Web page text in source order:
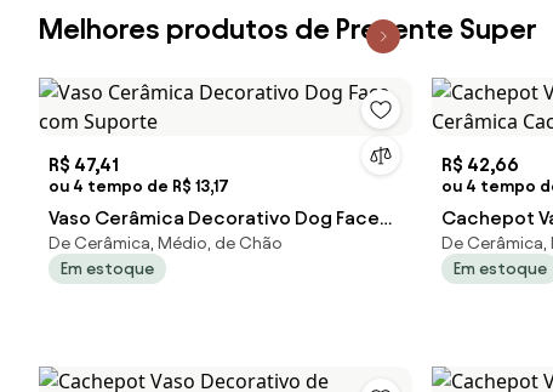
Melhores produtos de Presente Super
R$ 47,41
ou 4 tempo de R$ 13,17
Vaso Cerâmica Decorativo Dog Face
com Suporte
De Cerâmica, Médio, de Chão
Em estoque
R$ 42,66
ou 4 tempo
Cachepot
Cerâmica
De
Em estoque